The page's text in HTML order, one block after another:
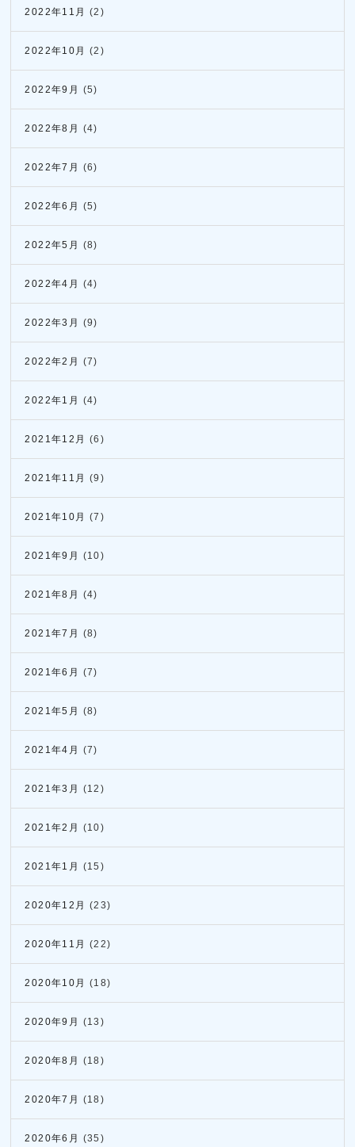
2022年11月 (2)
2022年10月 (2)
2022年9月 (5)
2022年8月 (4)
2022年7月 (6)
2022年6月 (5)
2022年5月 (8)
2022年4月 (4)
2022年3月 (9)
2022年2月 (7)
2022年1月 (4)
2021年12月 (6)
2021年11月 (9)
2021年10月 (7)
2021年9月 (10)
2021年8月 (4)
2021年7月 (8)
2021年6月 (7)
2021年5月 (8)
2021年4月 (7)
2021年3月 (12)
2021年2月 (10)
2021年1月 (15)
2020年12月 (23)
2020年11月 (22)
2020年10月 (18)
2020年9月 (13)
2020年8月 (18)
2020年7月 (18)
2020年6月 (35)